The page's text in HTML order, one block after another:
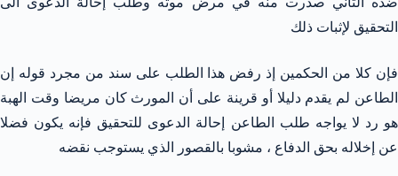
التحقيق لإثبات ذلك
فإن كلا من الحكمين إذ رفض هذا الطلب على سند من مجرد قوله إن
الطاعن لم يقدم دليلا أو قرينة على أن المورث كان مريضا وقت الهبة
هو رد لا يواجه طلب الطاعن إحالة الدعوى للتحقيق فإنه يكون فضلا
عن إخلاله بحق الدفاع ، مشوبا بالقصور الذي يستوجب نقضه